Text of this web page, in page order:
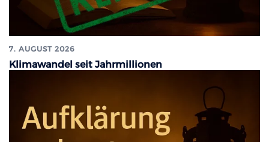
7. AUGUST 2026
Klimawandel seit Jahrmillionen